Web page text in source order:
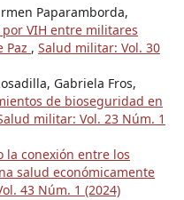
Paparamborda,
VIH entre militares
Paz , Salud militar: Vol. 30
Gabriela Fros,
de bioseguridad en
militar: Vol. 23 Núm. 1
la conexión entre los
salud económicamente
43 Núm. 1 (2024)